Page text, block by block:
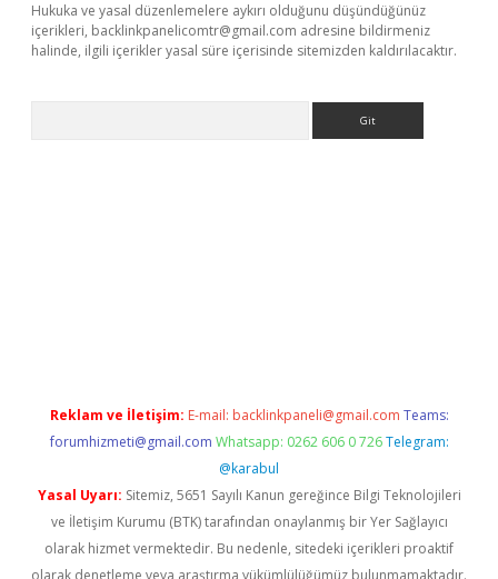
Hukuka ve yasal düzenlemelere aykırı olduğunu düşündüğünüz
içerikleri, backlinkpanelicomtr@gmail.com adresine bildirmeniz
halinde, ilgili içerikler yasal süre içerisinde sitemizden kaldırılacaktır.
Reklam ve İletişim: E-mail: backlinkpaneli@gmail.com Teams:
forumhizmeti@gmail.com Whatsapp: 0262 606 0 726 Telegram:
@karabul
Yasal Uyarı: Sitemiz, 5651 Sayılı Kanun gereğince Bilgi Teknolojileri
ve İletişim Kurumu (BTK) tarafından onaylanmış bir Yer Sağlayıcı
olarak hizmet vermektedir. Bu nedenle, sitedeki içerikleri proaktif
olarak denetleme veya araştırma yükümlülüğümüz bulunmamaktadır.